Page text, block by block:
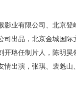
影业有限公司、北京
出品，北京金城国
开珞任制片人，陈明
情出演，张琪、 裴魁山、